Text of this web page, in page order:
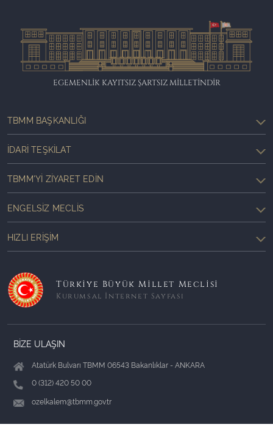
EGEMENLİK KAYITSIZ ŞARTSIZ MİLLETİNDİR
TBMM BAŞKANLIĞI
İDARI TEŞKILAT
TBMM'YI ZIYARET EDIN
ENGELSIZ MECLIS
HIZLI ERIŞIM
Türkiye Büyük Millet Meclisi
Kurumsal İnternet Sayfası
BİZE ULAŞIN
Atatürk Bulvarı TBMM 06543 Bakanlıklar - ANKARA
0 (312) 420 50 00
ozelkalem@tbmm.gov.tr